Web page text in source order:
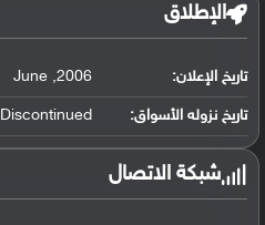
الإطلاق
تاريخ الإعلان: 2006, June
تاريخ نزوله الأسواق: Discontinued
شبكة الاتصال